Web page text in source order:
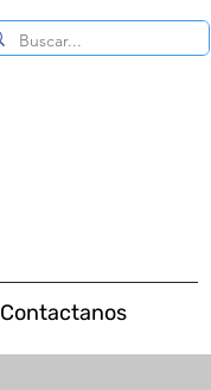
Contactanos